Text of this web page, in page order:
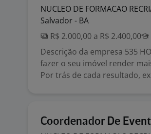
NUCLEO DE FORMACAO
Salvador - BA
R$ 2.000,00 a R$ 2.400,00
Descrição da empresa 535
fazer o seu imóvel render
Por trás de cada resultado,
Coordenador De